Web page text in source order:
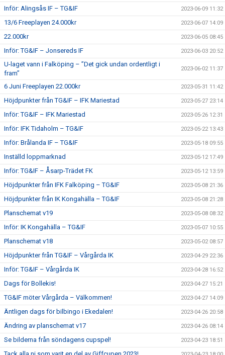
Inför: Alingsås IF – TG&IF 2023-06-09 11:32
13/6 Freeplayen 24.000kr 2023-06-07 14:09
22.000kr 2023-06-05 08:45
Inför: TG&IF – Jonsereds IF 2023-06-03 20:52
U-laget vann i Falköping – ”Det gick undan ordentligt i
fram”
2023-06-02 11:37
6 Juni Freeplayen 22.000kr 2023-05-31 11:42
Höjdpunkter från TG&IF – IFK Mariestad 2023-05-27 23:14
Inför: TG&IF – IFK Mariestad 2023-05-26 12:31
Inför: IFK Tidaholm – TG&IF 2023-05-22 13:43
Inför: Brålanda IF – TG&IF 2023-05-18 09:55
Inställd loppmarknad 2023-05-12 17:49
Inför: TG&IF – Åsarp-Trädet FK 2023-05-12 13:59
Höjdpunkter från IFK Falköping – TG&IF 2023-05-08 21:36
Höjdpunkter från IK Kongahälla – TG&IF 2023-05-08 21:28
Planschemat v19 2023-05-08 08:32
Inför: IK Kongahälla – TG&IF 2023-05-07 10:55
Planschemat v18 2023-05-02 08:57
Höjdpunkter från TG&IF – Vårgårda IK 2023-04-29 22:36
Inför: TG&IF – Vårgårda IK 2023-04-28 16:52
Dags för Bollekis! 2023-04-27 15:21
TG&IF möter Vårgårda – Välkommen! 2023-04-27 14:09
Äntligen dags för bilbingo i Ekedalen! 2023-04-26 20:58
Ändring av planschemat v17 2023-04-26 08:14
Se bilderna från söndagens cupspel! 2023-04-23 18:51